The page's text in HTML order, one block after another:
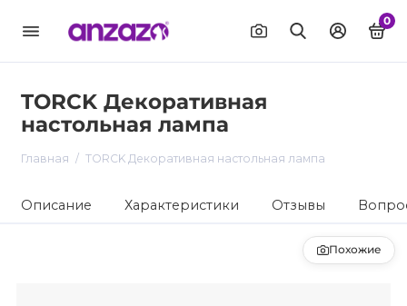
0
TORCK Декоративная
настольная лампа
Главная TORCK Декоративная настольная лампа
Описание Характеристики Отзывы
Похожие